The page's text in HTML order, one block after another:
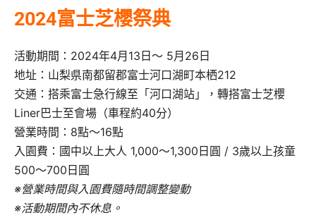
2024富士芝櫻祭典
活動期間：2024年4月13日～ 5月26日
地址：山梨県南都留郡富士河口湖町本栖212
交通：搭乘富士急行線至「河口湖站」，轉搭富士芝櫻
Liner巴士至會場（車程約40分）
營業時間：8點～16點
入園費：國中以上大人 1,000～1,300日圓 / 3歲以上孩童
500～700日圓
※營業時間與入園費隨時間調整變動
※活動期間內不休息。